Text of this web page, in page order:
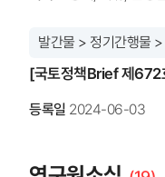
발간물 > 정기간행물
[국토정책Brief 제672
등록일 2024-06-03